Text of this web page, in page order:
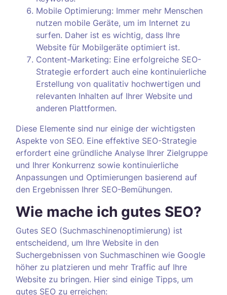
Mobile Optimierung: Immer mehr Menschen
nutzen mobile Geräte, um im Internet zu
surfen. Daher ist es wichtig, dass Ihre
Website für Mobilgeräte optimiert ist.
Content-Marketing: Eine erfolgreiche SEO-
Strategie erfordert auch eine kontinuierliche
Erstellung von qualitativ hochwertigen und
relevanten Inhalten auf Ihrer Website und
anderen Plattformen.
Diese Elemente sind nur einige der wichtigsten
Aspekte von SEO. Eine effektive SEO-Strategie
erfordert eine gründliche Analyse Ihrer Zielgruppe
und Ihrer Konkurrenz sowie kontinuierliche
Anpassungen und Optimierungen basierend auf
den Ergebnissen Ihrer SEO-Bemühungen.
Wie mache ich gutes SEO?
Gutes SEO (Suchmaschinenoptimierung) ist
entscheidend, um Ihre Website in den
Suchergebnissen von Suchmaschinen wie Google
höher zu platzieren und mehr Traffic auf Ihre
Website zu bringen. Hier sind einige Tipps, um
gutes SEO zu erreichen: